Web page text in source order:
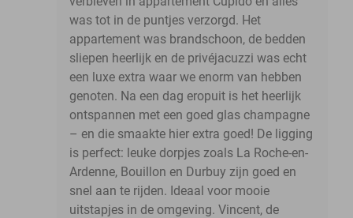
was tot in de puntjes verzorgd. Het
appartement was brandschoon, de bedden
sliepen heerlijk en de privéjacuzzi was echt
een luxe extra waar we enorm van hebben
genoten. Na een dag eropuit is het heerlijk
ontspannen met een goed glas champagne
– en die smaakte hier extra goed! De ligging
is perfect: leuke dorpjes zoals La Roche-en-
Ardenne, Bouillon en Durbuy zijn goed en
snel aan te rijden. Ideaal voor mooie
uitstapjes in de omgeving. Vincent, de